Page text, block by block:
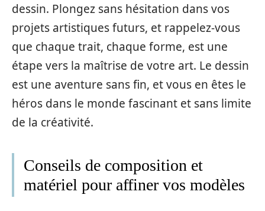
dessin. Plongez sans hésitation dans vos
projets artistiques futurs, et rappelez-vous
que chaque trait, chaque forme, est une
étape vers la maîtrise de votre art. Le dessin
est une aventure sans fin, et vous en êtes le
héros dans le monde fascinant et sans limite
de la créativité.
Conseils de composition et
matériel pour affiner vos modèles